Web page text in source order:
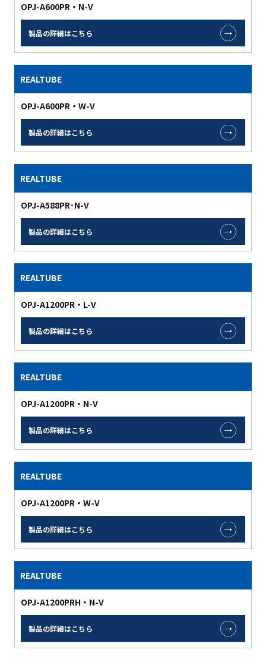
OPJ-A600PR・N-V
製品の詳細はこちら
REALTUBE
OPJ-A600PR・W-V
製品の詳細はこちら
REALTUBE
OPJ-A588PR･N-V
製品の詳細はこちら
REALTUBE
OPJ-A1200PR・L-V
製品の詳細はこちら
REALTUBE
OPJ-A1200PR・N-V
製品の詳細はこちら
REALTUBE
OPJ-A1200PR・W-V
製品の詳細はこちら
REALTUBE
OPJ-A1200PRH・N-V
製品の詳細はこちら